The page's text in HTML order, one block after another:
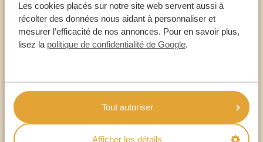
Les cookies placés sur notre site web servent aussi à
récolter des données nous aidant à personnaliser et
mesurer l’efficacité de nos annonces. Pour en savoir plus,
lisez la politique de confidentialité de Google.
Tout autoriser
Afficher les détails
Appelez un expert
NOS SPÉCIALISTES SONT LÀ POUR VOUS
FR:+33 2 57 88 00 88
AUTRES PAYS